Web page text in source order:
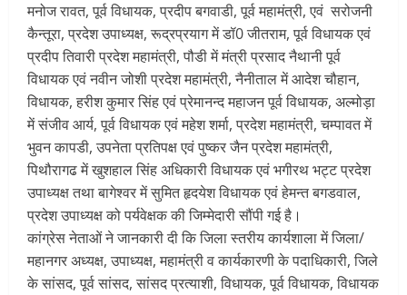
मनोज रावत, पूर्व विधायक, प्रदीप बगवाडी, पूर्व महामंत्री, एवं सरोजनी
कैन्तूरा, प्रदेश उपाध्यक्ष, रूद्रप्रयाग में डॉ0 जीतराम, पूर्व विधायक एवं
प्रदीप तिवारी प्रदेश महामंत्री, पौडी में मंत्री प्रसाद नैथानी पूर्व
विधायक एवं नवीन जोशी प्रदेश महामंत्री, नैनीताल में आदेश चौहान,
विधायक, हरीश कुमार सिंह एवं प्रेमानन्द महाजन पूर्व विधायक, अल्मोड़ा
में संजीव आर्य, पूर्व विधायक एवं महेश शर्मा, प्रदेश महामंत्री, चम्पावत में
भुवन कापडी, उपनेता प्रतिपक्ष एवं पुष्कर जैन प्रदेश महामंत्री,
पिथौरागढ में खुशहाल सिंह अधिकारी विधायक एवं भगीरथ भट्ट प्रदेश
उपाध्यक्ष तथा बागेश्वर में सुमित हृदयेश विधायक एवं हेमन्त बगडवाल,
प्रदेश उपाध्यक्ष को पर्यवेक्षक की जिम्मेदारी सौंपी गई है।
कांग्रेस नेताओं ने जानकारी दी कि जिला स्तरीय कार्यशाला में जिला/
महानगर अध्यक्ष, उपाध्यक्ष, महामंत्री व कार्यकारणी के पदाधिकारी, जिले
के सांसद, पूर्व सांसद, सांसद प्रत्याशी, विधायक, पूर्व विधायक, विधायक